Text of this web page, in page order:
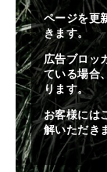
ページを更
きます。
広告ブロッ
ている場合
ります。
お客様には
解いただき